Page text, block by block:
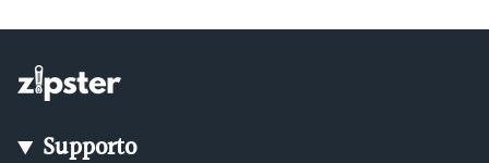
Supporto